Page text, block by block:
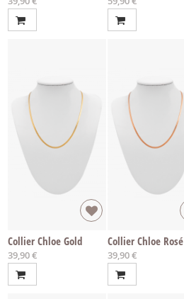
Collier Chloe Gold
39,90 €
Collier Chloe Rosé
39,90 €